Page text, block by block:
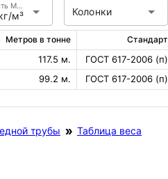
м³
Плотность Медь Колонки
Метров в тонне Стандарт
117.5 м.
ГОСТ 617-2006 (п)
99.2 м. ГОСТ 617-2006 (п)
трубы
Таблица веса